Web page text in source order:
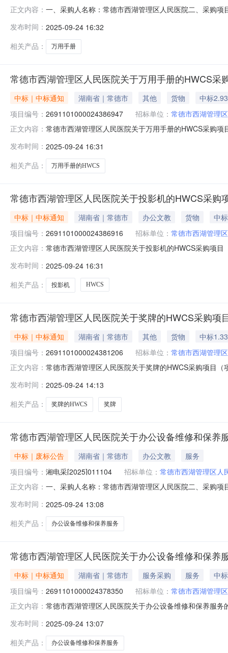
正文内容： 一、采购人名称：常德市西湖管理区人民医院二、采购
民医院地址：常德市西湖管理区人民医院联系人：徐敏
发布时间： 2025-09-24 16:32
相关产品：
万用手册
常德市西湖管理区人民医院关于万用手册的HWCS采
中标｜中标通知 湖南省｜常德市 其他 货物
中标
项目编号： 2691101000024386947 招标单位： 常德市西湖管理
正文内容： 常德市西湖管理区人民医院关于万用手册的HWCS采购
行政区划名称:湖南省常德市西湖管理区报价起止时间:-二
发布时间： 2025-09-24 16:31
相关产品：
万用手册的HWCS
常德市西湖管理区人民医院关于投影机的HWCS采购
中标｜中标通知 湖南省｜常德市 办公文教 货物
中
项目编号： 2691101000024386916 招标单位： 常德市西湖管理
正文内容： 常德市西湖管理区人民医院关于投影机的HWCS采购项
区划名称:湖南省常德市西湖管理区报价起止时间:-二、采
发布时间： 2025-09-24 16:31
相关产品：
投影机 HWCS
常德市西湖管理区人民医院关于奖牌的HWCS采购项
中标｜中标通知 湖南省｜常德市 其他 货物
中标
项目编号： 2691101000024381206 招标单位： 常德市西湖管理
正文内容： 常德市西湖管理区人民医院关于奖牌的HWCS采购项目
常德市西湖管理区报价起止时间:-二、采购单位信息采购
发布时间： 2025-09-24 14:13
相关产品：
奖牌的HWCS 奖牌
常德市西湖管理区人民医院关于办公设备维修和保养
中标｜废标公告 湖南省｜常德市 办公文教
服务
项目编号： 湘电采[2025]011104 招标单位： 常德市西湖管理区人
正文内容： 一、采购人名称：常德市西湖管理区人民医院二、采购
常德市西湖管理区人民医院地址：常德市西湖管理区人
发布时间： 2025-09-24 13:08
相关产品：
办公设备维修和保养服务
常德市西湖管理区人民医院关于办公设备维修和保养
中标｜中标通知 湖南省｜常德市 服务采购 服务
中
项目编号： 2691101000024378350 招标单位： 常德市西湖管理
正文内容： 常德市西湖管理区人民医院关于办公设备维修和保养服
行政区划编码:430714项目所在行政区划名称:湖南省常
发布时间： 2025-09-24 13:07
相关产品：
办公设备维修和保养服务